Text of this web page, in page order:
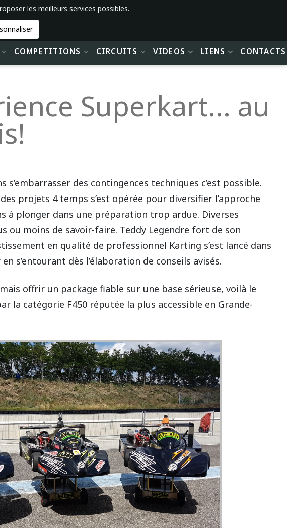
COMPETITIONS CIRCUITS VIDEOS LIENS CONTACTS
Superkart... au
s’embarrasser des contingences techniques c’est possible.
projets 4 temps s’est opérée pour diversifier l’approche
à plonger dans une préparation trop ardue. Diverses
ou moins de savoir-faire. Teddy Legendre fort de son
en qualité de professionnel Karting s’est lancé dans
s’entourant dès l’élaboration de conseils avisés.
offrir un package fiable sur une base sérieuse, voilà le
la catégorie F450 réputée la plus accessible en Grande-
les meilleurs services possibles.